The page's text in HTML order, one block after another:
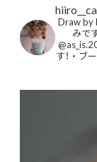
Draw by
みで
す！ ・ ブ